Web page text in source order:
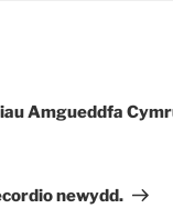
Amgueddfa
newydd.